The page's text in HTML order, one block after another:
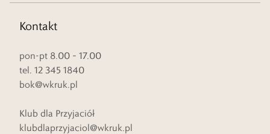
Kontakt
pon-pt 8.00 – 17.00
tel. 12 345 1840
bok@wkruk.pl
Klub dla Przyjaciół
klubdlaprzyjaciol@wkruk.pl